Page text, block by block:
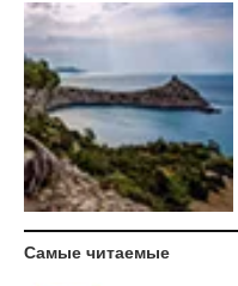
Самые читаемые